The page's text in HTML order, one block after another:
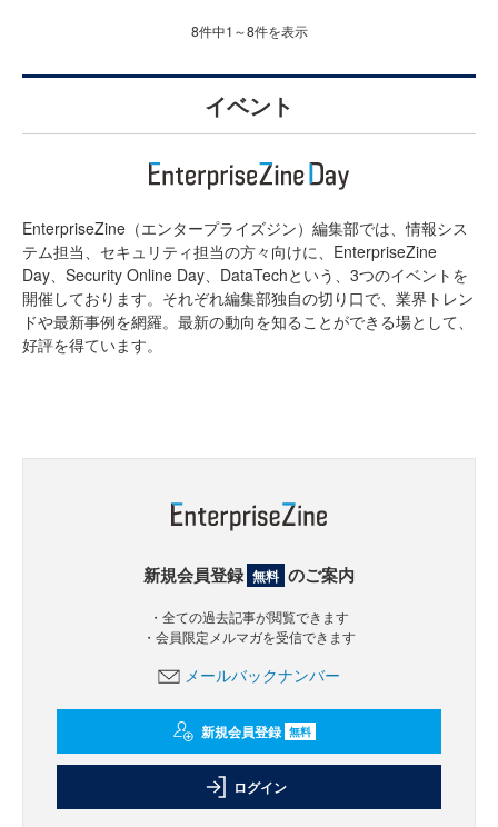
8件中1～8件を表示
イベント
EnterpriseZine（エンタープライズジン）編集部では、情報シス
テム担当、セキュリティ担当の方々向けに、EnterpriseZine
Day、Security Online Day、DataTechという、3つのイベントを
開催しております。それぞれ編集部独自の切り口で、業界トレン
ドや最新事例を網羅。最新の動向を知ることができる場として、
好評を得ています。
新規会員登録 無料 のご案内
・全ての過去記事が閲覧できます
・会員限定メルマガを受信できます
メールバックナンバー
新規会員登録 無料
ログイン